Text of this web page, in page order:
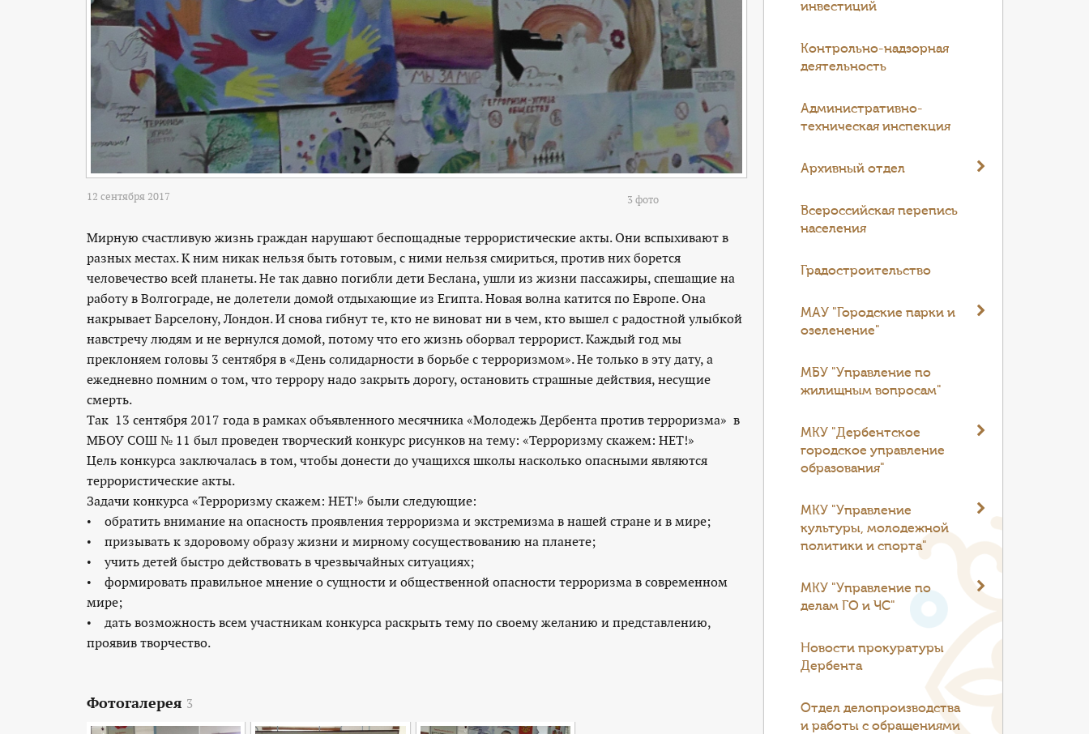
12 сентября 2017 3 фото
Мирную счастливую жизнь граждан нарушают беспощадные террористические акты. Они вспыхивают в
разных местах. К ним никак нельзя быть готовым, с ними нельзя смириться, против них борется
человечество всей планеты. Не так давно погибли дети Беслана, ушли из жизни пассажиры, спешащие на
работу в Волгограде, не долетели домой отдыхающие из Египта. Новая волна катится по Европе. Она
накрывает Барселону, Лондон. И снова гибнут те, кто не виноват ни в чем, кто вышел с радостной улыбкой
навстречу людям и не вернулся домой, потому что его жизнь оборвал террорист. Каждый год мы
преклоняем головы 3 сентября в «День солидарности в борьбе с терроризмом». Не только в эту дату, а
ежедневно помним о том, что террору надо закрыть дорогу, остановить страшные действия, несущие
смерть.
Так 13 сентября 2017 года в рамках объявленного месячника «Молодежь Дербента против терроризма» в
МБОУ СОШ № 11 был проведен творческий конкурс рисунков на тему: «Терроризму скажем: НЕТ!»
Цель конкурса заключалась в том, чтобы донести до учащихся школы насколько опасными являются
террористические акты.
Задачи конкурса «Терроризму скажем: НЕТ!» были следующие:
• обратить внимание на опасность проявления терроризма и экстремизма в нашей стране и в мире;
• призывать к здоровому образу жизни и мирному сосуществованию на планете;
• учить детей быстро действовать в чрезвычайных ситуациях;
• формировать правильное мнение о сущности и общественной опасности терроризма в современном
мире;
• дать возможность всем участникам конкурса раскрыть тему по своему желанию и представлению,
проявив творчество.
Фотогалерея 3
инвестиций
Контрольно-надзорная
деятельность
Административно-
техническая инспекция
Архивный отдел
Всероссийская перепись
населения
Градостроительство
МАУ "Городские парки и
озеленение"
МБУ "Управление по
жилищным вопросам"
МКУ "Дербентское
городское управление
образования"
МКУ "Управление
культуры, молодежной
политики и спорта"
МКУ "Управление по
делам ГО и ЧС"
Новости прокуратуры
Дербента
Отдел делопроизводства
и работы с обращениями